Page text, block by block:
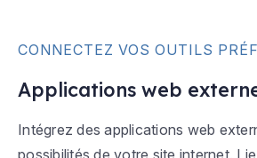
CONNECTEZ VOS OUTILS
Applications web
Intégrez des applications web